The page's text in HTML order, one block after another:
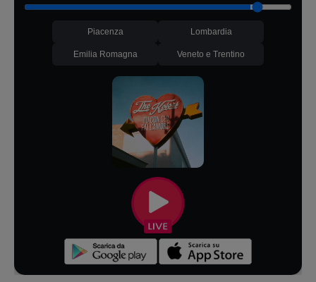
Piacenza Lombardia
Emilia Romagna Veneto e Trentino